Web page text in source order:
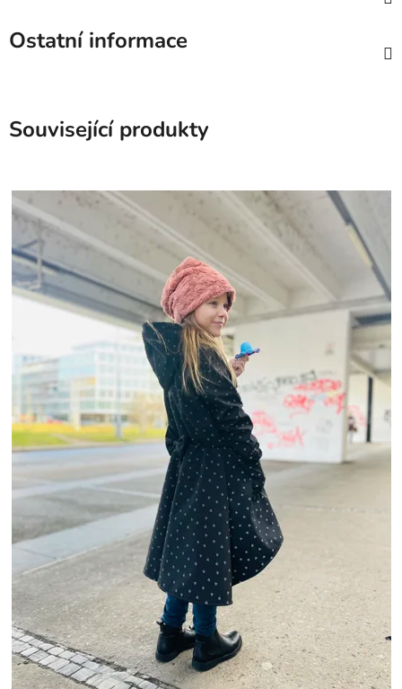
Ostatní informace
Související produkty